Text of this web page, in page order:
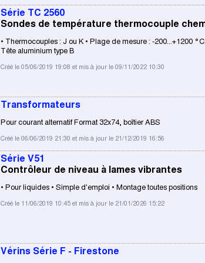
Série TC 2560
Sondes de température thermocouple
• Thermocouples : J ou K • Plage de mesure : -200...+1200
Tête aluminium type B
Créé le 05/06/2019 19:08 et mis à jour le 09/11/2022 10:30
Transformateurs
Pour courant alternatif Format 32x74, boîtier ABS
Créé le 06/06/2019 21:30 et mis à jour le 21/12/2019 16:56
Série V51
Contrôleur de niveau à lames vibrantes
• Pour liquides • Simple d'emploi • Montage toutes positions
Créé le 11/06/2019 10:45 et mis à jour le 21/01/2026 15:22
Vérins Série F - Firestone